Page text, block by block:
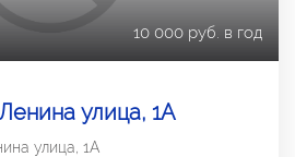
10 000 руб. в год
улица, 1А
улица, 1А